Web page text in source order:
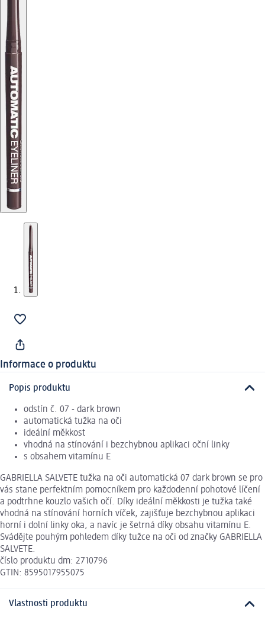
Informace o produktu
Popis produktu
odstín č. 07 - dark brown
automatická tužka na oči
ideální měkkost
vhodná na stínování i bezchybnou aplikaci oční linky
s obsahem vitamínu E
GABRIELLA SALVETE tužka na oči automatická 07 dark brown se pro
vás stane perfektním pomocníkem pro každodenní pohotové líčení
a podtrhne kouzlo vašich očí. Díky ideální měkkosti je tužka také
vhodná na stínování horních víček, zajišťuje bezchybnou aplikaci
horní i dolní linky oka, a navíc je šetrná díky obsahu vitamínu E.
Svádějte pouhým pohledem díky tužce na oči od značky GABRIELLA
SALVETE.
číslo produktu dm: 2710796
GTIN: 8595017955075
Vlastnosti produktu